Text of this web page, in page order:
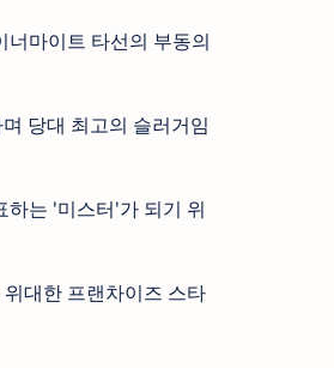
마이트 타선의 부동의
당대 최고의 슬러거임
하는 '미스터'가 되기 위
대한 프랜차이즈 스타